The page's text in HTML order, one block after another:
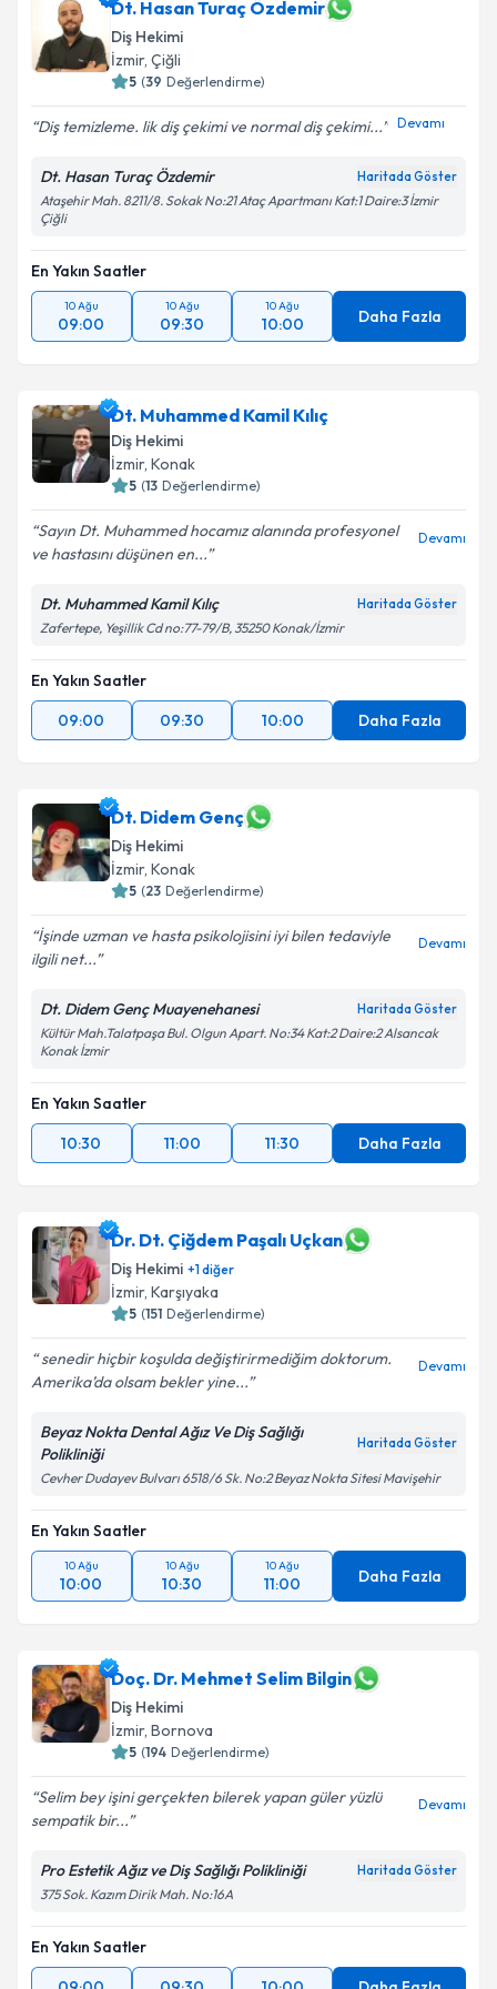
E-posta Adresiniz
Kişisel verilerimin işlenmesine ilişkinAydınlatma
kapsamda işlenmesini kabul ediyorum.
Dt. Hasan Turaç Özdemir
Diş Hekimi
İzmir, Çiğli
5 (39 Değerlendirme)
Diş temizleme. lik diş çekimi ve normal diş çekimi... Devamı
Dt. Hasan Turaç Özdemir Haritada Göster
Ataşehir Mah. 8211/8. Sokak No:21 Ataç Apartmanı Kat:1 Daire:3 İzmir
Çiğli
En Yakın Saatler
10 Ağu
09:00
10 Ağu
09:30
10 Ağu
10:00 Daha Fazla
Dt. Muhammed Kamil Kılıç
Diş Hekimi
İzmir, Konak
5 (13 Değerlendirme)
Sayın Dt. Muhammed hocamız alanında profesyonel
ve hastasını düşünen en...
Devamı
Dt. Muhammed Kamil Kılıç Haritada Göster
Zafertepe, Yeşillik Cd no:77-79/B, 35250 Konak/İzmir
En Yakın Saatler
09:00
09:30 10:00 Daha Fazla
Dt. Didem Genç
Diş Hekimi
İzmir, Konak
5 (23 Değerlendirme)
İşinde uzman ve hasta psikolojisini iyi bilen tedaviyle
ilgili net...
Devamı
Dt. Didem Genç Muayenehanesi Haritada Göster
Kültür Mah.Talatpaşa Bul. Olgun Apart. No:34 Kat:2 Daire:2 Alsancak
Konak İzmir
En Yakın Saatler
10:30
11:00 11:30 Daha Fazla
Dr. Dt. Çiğdem Paşalı Uçkan
Diş Hekimi +1diğer
İzmir, Karşıyaka
5 (151 Değerlendirme)
senedir hiçbir koşulda değiştirirmediğim doktorum.
Amerika’da olsam bekler yine...
Devamı
Beyaz Nokta Dental Ağız Ve Diş Sağlığı
Polikliniği
Haritada Göster
Cevher Dudayev Bulvarı 6518/6 Sk. No:2 Beyaz Nokta Sitesi Mavişehir
En Yakın Saatler
10 Ağu
10:00
10 Ağu
10:30
10 Ağu
11:00 Daha Fazla
Doç. Dr. Mehmet Selim Bilgin
Diş Hekimi
İzmir, Bornova
5 (194 Değerlendirme)
Selim bey işini gerçekten bilerek yapan güler yüzlü
sempatik bir...
Devamı
Pro Estetik Ağız ve Diş Sağlığı Polikliniği Haritada Göster
375 Sok. Kazım Dirik Mah. No:16A
En Yakın Saatler